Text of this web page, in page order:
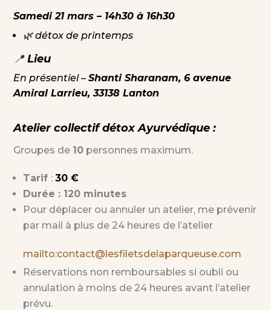
Samedi 21 mars – 14h30 à 16h30
🌿détox de printemps
📍Lieu
En présentiel –Shanti Sharanam, 6 avenue
Amiral Larrieu, 33138 Lanton
Atelier collectif détox Ayurvédique :
Groupes de 10 personnes maximum.
Tarif : 30 €
Durée : 120 minutes
Pour déplacer ou annuler un atelier, me prévenir
par mail à plus de 24 heures de l’atelier
mailto:contact@lesfiletsdelaparqueuse.com
Réservations non remboursables si oubli ou
annulation à moins de 24 heures avant l’atelier
prévu.